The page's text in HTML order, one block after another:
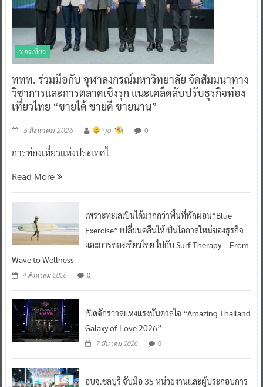
ท่องเที่ยว
ททท. ร่วมมือกับ จุฬาลงกรณ์มหาวิทยาลัย จัดสัมมนาทาง
วิชาการและการตลาดเชิงรุก แนะเคล็ดลับปรับธุรกิจท่อง
เที่ยวไทย “ขายได้ ขายดี ขายนาน”
5 สิงหาคม 2026 ^ jo ^ 0
การท่องเที่ยวแห่งประเทศไ
Read More
เพราะทะเลเป็นได้มากกว่าพื้นที่พักผ่อน“Blue
Exercise” เปลี่ยนคลื่นให้เป็นโอกาสใหม่ของธุรกิจ
และการท่องเที่ยวไทย ไปกับ Surf Therapy – From
Wave to Wellness
4 สิงหาคม 2026 0
เปิดจักรวาลแห่งแรงบันดาลใจ “Amazing Thailand
Galaxy of Love 2026”
7 มีนาคม 2026 0
อบจ.ชลบุรี จับมือ 35 หน่วยงานและผู้ประกอบการ